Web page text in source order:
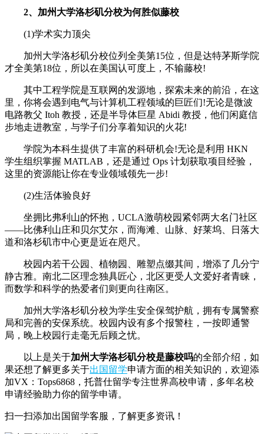
2、加州大学洛杉矶分校为何胜似藤校
(1)学术实力顶尖
加州大学洛杉矶分校位列全美第15位，但是达特茅斯学院
才全美第18位，所以在美国认可度上，不输藤校!
其中工程学院是互联网的发源地，探索未来的前沿，在这
里，你将会遇到电气与计算机工程领域的巨匠们!无论是微波
电路教父 Itoh 教授，还是半导体巨星 Abidi 教授，他们闲庭信
步地走进教室，与学子们分享着知识的火花!
学院为本科生提供了丰富的科研机会!无论是利用 HKN
学生组织掌握 MATLAB，还是通过 Ops 计划获取项目经验，
这里的资源能让你在专业领域领先一步!
(2)生活体验良好
坐拥比弗利山的怀抱，UCLA激萌校园紧邻两大名门社区
——比佛利山庄和贝尔艾尔，而海滩、山脉、好莱坞、日落大
道和洛杉矶市中心更是近在咫尺。
校园内若干公园、植物园、雕塑点缀其间，增添了几分宁
静古雅。南北二区理念独具匠心，北区更受人文爱好者青睐，
而数学和科学的热爱者们则更向往南区。
加州大学洛杉矶分校为学生安全保驾护航，拥有专属警察
局和完善的安保系统。校园内设有多个报警柱，一按即通警
局，晚上校园行走毫无后顾之忧。
以上是关于加州大学洛杉矶分校是藤校吗的全部介绍，如
果还想了解更多关于出国留学申请方面的相关知识的，欢迎添
加VX：Tops6868，托普仕留学专注世界高校申请，多年名校
申请经验助力你的留学申请。
扫一扫添加出国留学客服，了解更多资讯！